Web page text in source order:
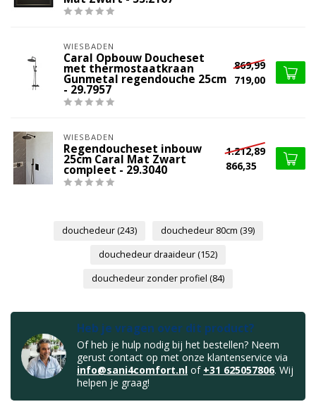
WIESBADEN
Caral Opbouw Doucheset
met thermostaatkraan
Gunmetal regendouche 25cm
- 29.7957
869,99
719,00
WIESBADEN
Regendoucheset inbouw
25cm Caral Mat Zwart
compleet - 29.3040
1.212,89
866,35
douchedeur(243) douchedeur 80cm (39)
douchedeur draaideur(152)
douchedeur zonder profiel (84)
Heb je vragen over dit product?
Of heb je hulp nodig bij het bestellen? Neem
gerust contact op met onze klantenservice via
info@sani4comfort.nl of +31 625057806. Wij
helpen je graag!